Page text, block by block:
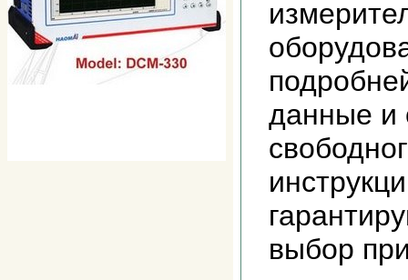
данные и
выбор